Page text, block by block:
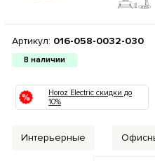
Артикул: 016-058-0032-030
В наличии
Horoz Electric скидки до
10%
Интерьерные